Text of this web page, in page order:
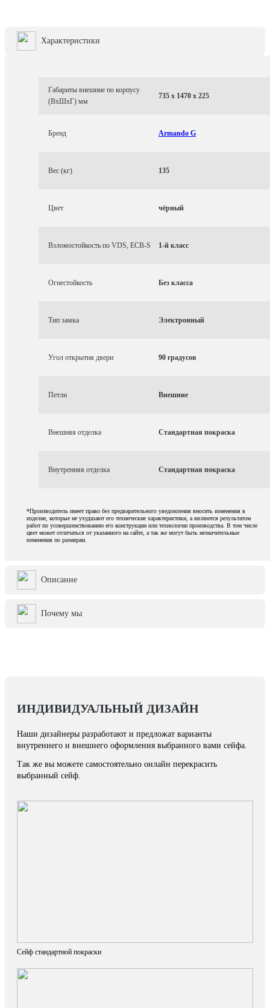
Характеристики
Габариты внешние по корпусу
(ВхШхГ) мм
735 x 1470 x 225
Бренд Armando G
Вес (кг) 135
Цвет чёрный
Взломостойкость по VDS, ECB-S 1-й класс
Огнестойкость Без класса
Тип замка Электронный
Угол открытия двери 90 градусов
Петли Внешние
Внешняя отделка Стандартная покраска
Внутренняя отделка Стандартная покраска
*Производитель имеет право без предварительного уведомления вносить изменения в
изделие, которые не ухудшают его технические характеристики, а являются результатом
работ по усовершенствованию его конструкции или технологии производства. В том числе
цвет может отличаться от указанного на сайте, а так же могут быть незначительные
изменения по размерам.
Описание
Почему мы
ИНДИВИДУАЛЬНЫЙ ДИЗАЙН
Наши дизайнеры разработают и предложат варианты
внутреннего и внешнего оформления выбранного вами сейфа.
Так же вы можете самостоятельно онлайн перекрасить
выбранный сейф.
Сейф стандартной покраски